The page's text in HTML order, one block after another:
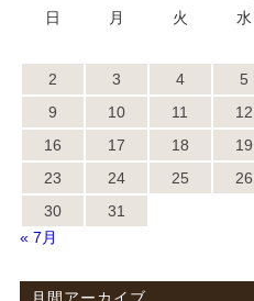
日 月 火 水
2
3 4 5
9
10 11 12
16
17 18 19
23
24 25 26
30
31
« 7月
月間アーカイブ